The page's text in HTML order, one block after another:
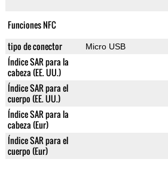
Funciones NFC
tipo de conector Micro USB
Índice SAR para la
cabeza (EE. UU.)
Índice SAR para el
cuerpo (EE. UU.)
Índice SAR para la
cabeza (Eur)
Índice SAR para el
cuerpo (Eur)